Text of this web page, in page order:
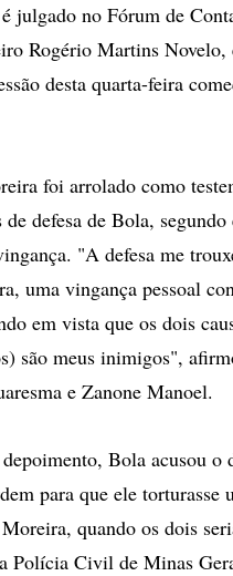
julgado no Fórum de
Rogério Martins Novelo,
desta quarta-feira
foi arrolado como
de defesa de Bola,
"A defesa me
uma vingança pessoal
em vista que os dois
são meus inimigos",
e Zanone Manoel.
Bola acusou o
para que ele torturasse
quando os dois
Polícia Civil de Minas